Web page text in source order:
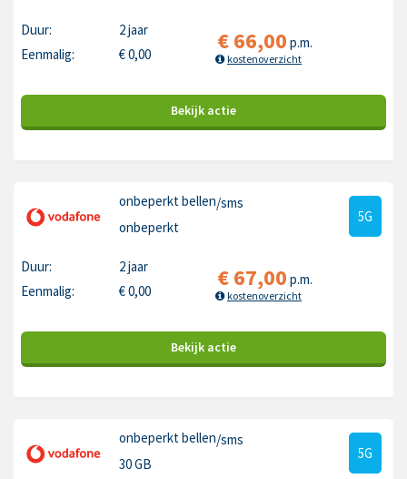
Duur:
2 jaar
Eenmalig:
€0,00 €66,00 p.m.
kostenoverzicht
Bekijk actie
onbeperkt bellen/sms
onbeperkt
5G
Duur:
2 jaar
Eenmalig:
€0,00 €67,00 p.m.
kostenoverzicht
Bekijk actie
onbeperkt bellen/sms
30 GB
5G